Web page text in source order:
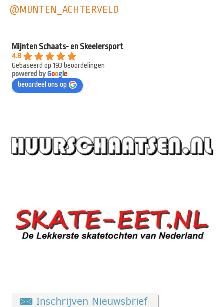
@MIJNTEN_ACHTERVELD
Mijnten Schaats- en Skeelersport
4.8
Gebaseerd op 193 beoordelingen
powered byGooge
beoordeel ons op